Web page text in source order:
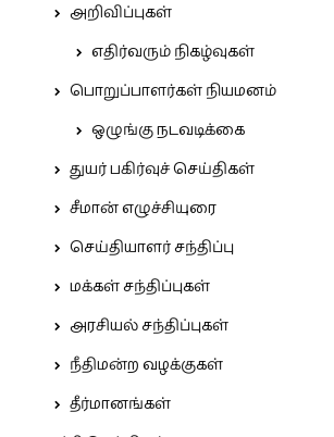
அறிவிப்புகள்
எதிர்வரும் நிகழ்வுகள்
பொறுப்பாளர்கள் நியமனம்
ஒழுங்கு நடவடிக்கை
துயர் பகிர்வுச் செய்திகள்
சீமான் எழுச்சியுரை
செய்தியாளர் சந்திப்பு
மக்கள் சந்திப்புகள்
அரசியல் சந்திப்புகள்
நீதிமன்ற வழக்குகள்
தீர்மானங்கள்